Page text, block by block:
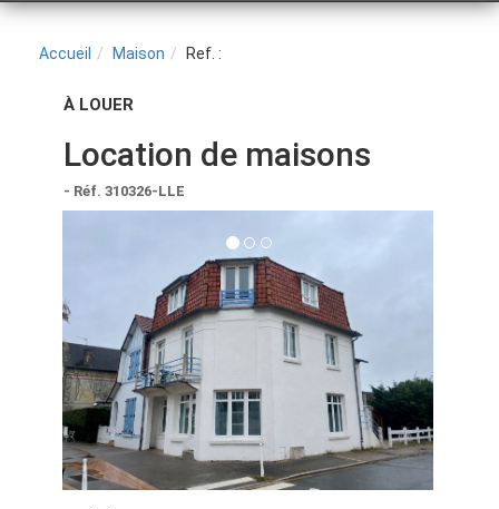
Accueil Maison Ref. :
À LOUER
Location de maisons
- Réf. 310326-LLE